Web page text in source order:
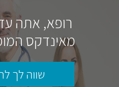
רופא, אתה
מאינדקס
שווה לך